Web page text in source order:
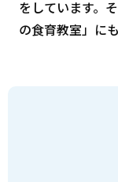
をしています。
の食育教室」に